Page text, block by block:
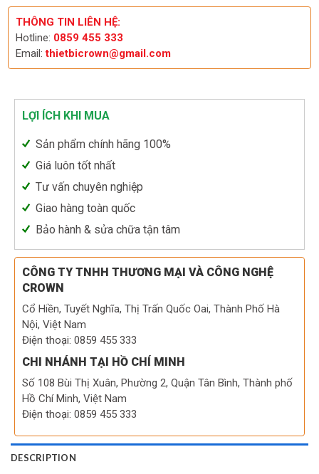
THÔNG TIN LIÊN HỆ:
Hotline: 0859 455 333
Email:thietbicrown@gmail.com
LỢI ÍCH KHI MUA
Sản phẩm chính hãng 100%
Giá luôn tốt nhất
Tư vấn chuyên nghiệp
Giao hàng toàn quốc
Bảo hành & sửa chữa tận tâm
CÔNG TY TNHH THƯƠNG MẠI VÀ CÔNG NGHỆ
CROWN
Cổ Hiền, Tuyết Nghĩa, Thị Trấn Quốc Oai, Thành Phố Hà
Nội, Việt Nam
Điện thoại: 0859 455 333
CHI NHÁNH TẠI HỒ CHÍ MINH
Số 108 Bùi Thị Xuân, Phường 2, Quận Tân Bình, Thành phố
Hồ Chí Minh, Việt Nam
Điện thoại: 0859 455 333
DESCRIPTION